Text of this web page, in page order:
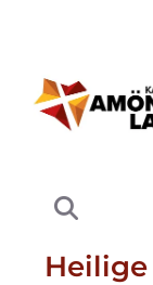
Heilige